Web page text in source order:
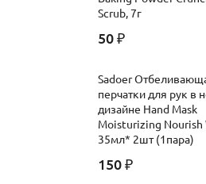
Scrub, 7г
50 ₽
Sadoer
перчатки для рук в
дизайне Hand Mask
Moisturizing
35мл* 2шт (1пара)
150 ₽